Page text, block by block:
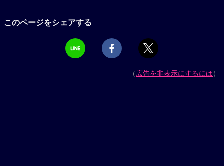
このページをシェアする
（広告を非表示にするには）